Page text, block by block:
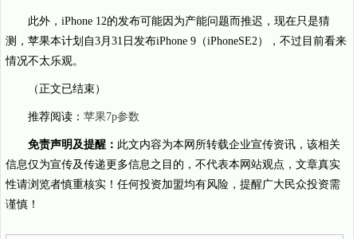
此外，iPhone 12的发布可能因为产能问题而推迟，现在只是猜
测，苹果本计划自3月31日发布iPhone 9（iPhoneSE2），不过目前看来
情况不太乐观。
（正文已结束）
推荐阅读： 苹果7p参数
免责声明及提醒： 此文内容为本网所转载企业宣传资讯，该相关
信息仅为宣传及传递更多信息之目的，不代表本网站观点，文章真实
性请浏览者慎重核实！任何投资加盟均有风险，提醒广大民众投资需
谨慎！